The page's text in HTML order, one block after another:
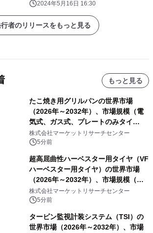
2024年5月16日 16:30
者のリリースをもっと見る
もっと見る
たこ焼き用グリルパンの世界市場
（2026年～2032年）、市場規模（電
気式、ガス式、プレートのみタイ
プ）・分析レポートを発表
株式会社マーケットリサーチセンター
5分前
超高屈曲性ハーベスター用タイヤ（VF
ハーベスター用タイヤ）の世界市場
（2026年～2032年）、市場規模（後
輪駆動、前輪操舵）・分析レポートを
発表
株式会社マーケットリサーチセンター
5分前
タービン監視計装システム（TSI）の
世界市場（2026年～2032年）、市場